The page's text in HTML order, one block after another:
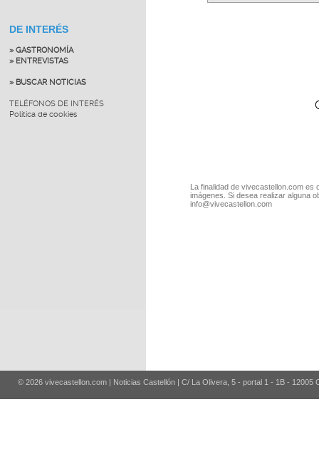
DE INTERÉS
» GASTRONOMÍA
» ENTREVISTAS
» BUSCAR NOTICIAS
TELÉFONOS DE INTERÉS
Política de cookies
La finalidad de vivecastellon.com
imágenes. Si desea realizar alguna
info@vivecastellon.com
© 2026 vivecastellon.com | Noticias Castellón | C/ La Olivera, 5 - portal 1 - 1B - 12005